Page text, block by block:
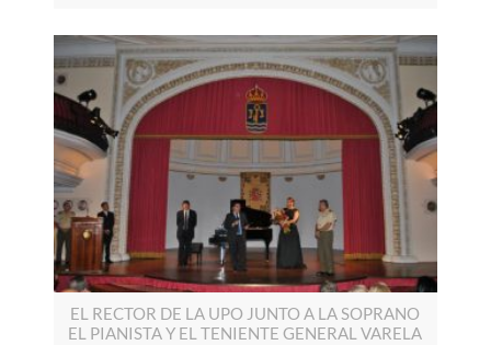
EL RECTOR DE LA UPO JUNTO A LA SOPRANO
EL PIANISTA Y EL TENIENTE GENERAL VARELA